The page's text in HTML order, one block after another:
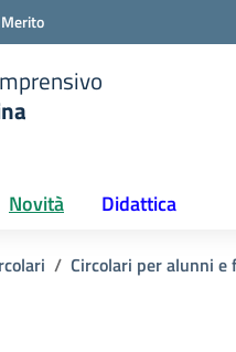
Novità Didattica
Circolari per alunni e